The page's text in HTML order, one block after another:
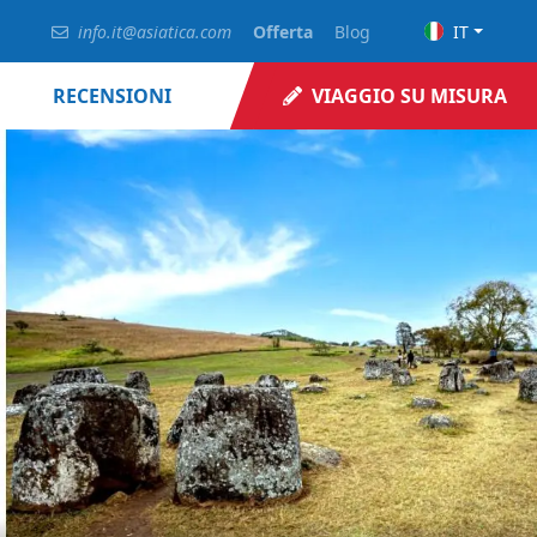
info.it@asiatica.com Offerta Blog IT
RECENSIONI VIAGGIO SU MISURA